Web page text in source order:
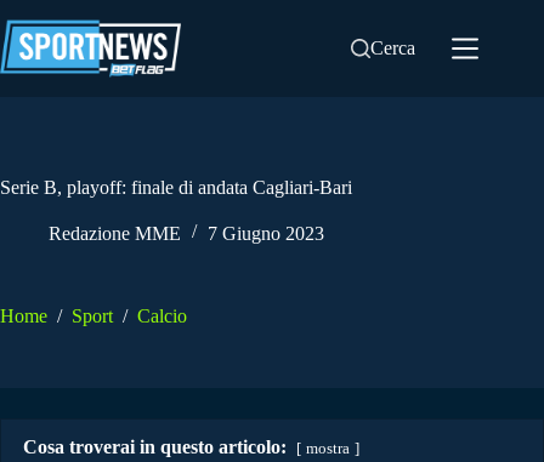
al
contenuto
Cerca
Serie B, playoff: finale di andata Cagliari-Bari
Redazione MME 7 Giugno 2023
Home / Sport / Calcio
Cosa troverai in questo articolo: mostra